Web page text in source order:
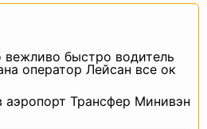
вежливо быстро водитель
оператор Лейсан все ок
аэропорт Трансфер Минивэн
содержания
данных
системе
данных и/
материальные
данных.
и обязанности
имеет право: